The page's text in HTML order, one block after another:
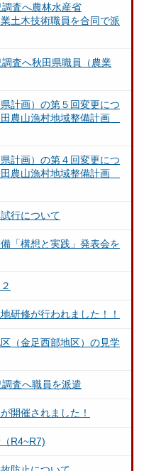
調査へ農林水産省
土木技術職員を合同で派
調査へ秋田県職員（農業
計画）の第５回変更につ
農山漁村地域整備計画
計画）の第４回変更につ
農山漁村地域整備計画
行について
「構想と実践」発表会を
研修が行われました！！
（金足西部地区）の見学
調査へ職員を派遣
開催されました！
R4~R7)